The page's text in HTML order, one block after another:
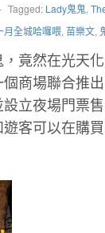
Tagged: Lady鬼鬼,
月全城哈囉喂, 苗樂文,
竟然在光天
商場聯合推
立夜場門票
客可以在購